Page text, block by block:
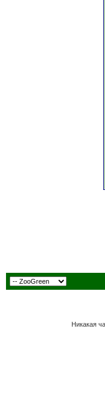
Никакая